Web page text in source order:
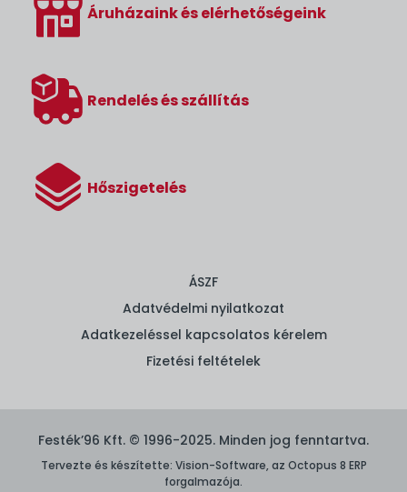
Áruházaink és elérhetőségeink
Rendelés és szállítás
Hőszigetelés
ÁSZF
Adatvédelmi nyilatkozat
Adatkezeléssel kapcsolatos kérelem
Fizetési feltételek
Festék’96 Kft. © 1996-2025. Minden jog fenntartva.
Tervezte és készítette: Vision-Software, az Octopus 8 ERP
forgalmazója.